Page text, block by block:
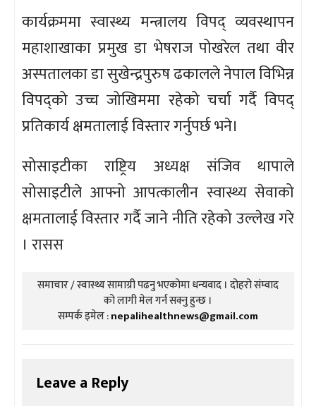
कार्यक्रममा स्वास्थ्य मन्त्रालय विपद् व्यवस्थापन
महाशाखाका प्रमुख डा भेषराज पोखरेल तथा वीर
अस्पतालका डा सुखेन्द्रपुरुष ढकालले नेपाल विभिन्न
विपद्को उच्च जोखिममा रहेको चर्चा गर्दै विपद्
प्रतिकार्य क्षमतालाई विस्तार गर्नुपर्छ भने।
सोसाइटीका राष्ट्रिय अध्यक्ष संजिव थापाले
सोसाइटीले आफ्नो आपत्कालीन स्वास्थ्य सेवाको
क्षमतालाई विस्तार गर्दै जाने नीति रहेको उल्लेख गरे
। रासस
समाचार / स्वास्थ्य सामाग्री पढनु भएकोमा धन्यवाद । दोहरो संम्वाद
को लागी मेल गर्न सक्नु हुन्छ ।
सम्पर्क इमेल :nepalihealthnews@gmail.com
Leave a Reply